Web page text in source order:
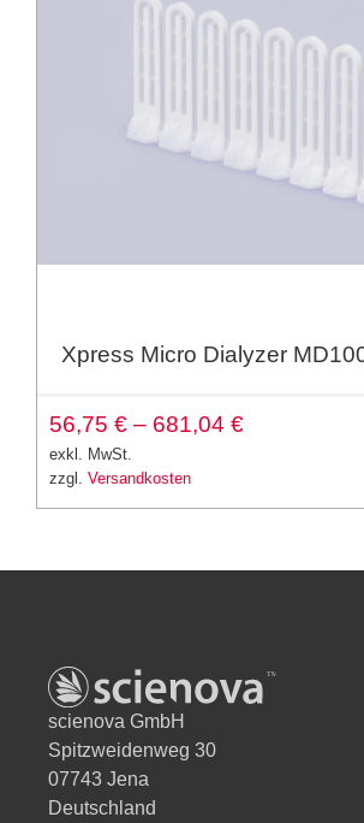
Xpress Micro Dialyzer
56,75 € – 681,04 €
exkl. MwSt.
zzgl. Versandkosten
scienova GmbH
Spitzweidenweg 30
07743 Jena
Deutschland